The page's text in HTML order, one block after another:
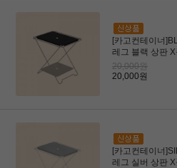
[카고컨테이너
레그 블랙 상판
20,000원
20,000원
[카고컨테이너
레그 실버 상판